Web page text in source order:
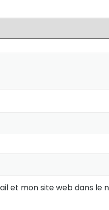
et mon site web dans